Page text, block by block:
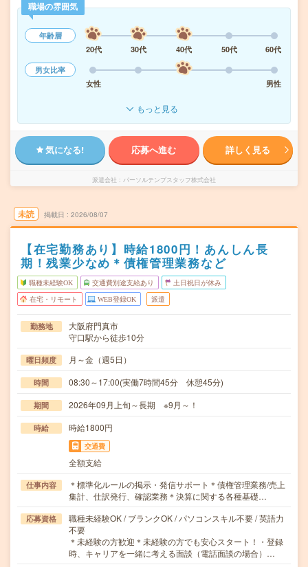
職場の雰囲気
年齢層
20代
30代 40代 50代
60代
男女比率
女性
男性
もっと見る
気になる! 応募へ進む 詳しく見る
派遣会社 パーソルテンプスタッフ株式会社
未読 掲載日 2026/08/07
【在宅勤務あり】時給1800円！あんしん長
期！残業少なめ＊債権管理業務など
職種未経験OK 交通費別途支給あり 土日祝日が休み
在宅・リモート WEB登録OK 派遣
勤務地
大阪府門真市
守口駅から徒歩10分
曜日頻度 月～金（週5日）
時間 08:30～17:00(実働7時間45分 休憩45分)
期間 2026年09月上旬～長期 ※9月～！
時給 時給1800円
交通費
全額支給
仕事内容
＊標準化ルールの掲示・発信サポート＊債権管理業務/売上
集計、仕訳発行、確認業務＊決算に関する各種基礎…
応募資格
職種未経験OK / ブランクOK / パソコンスキル不要 / 英語力
不要
＊未経験の方歓迎＊未経験の方でも安心スタート！・登録
時、キャリアを一緒に考える面談（電話面談の場合）…